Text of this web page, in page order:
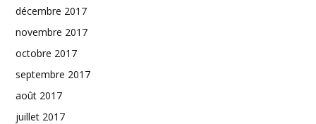
décembre 2017
novembre 2017
octobre 2017
septembre 2017
août 2017
juillet 2017